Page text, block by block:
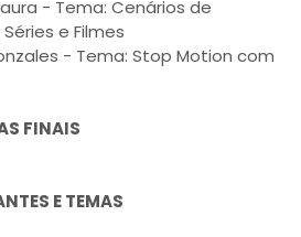
- Tema: Cenários de
e Filmes
- Tema: Stop Motion com
FINAIS
E TEMAS